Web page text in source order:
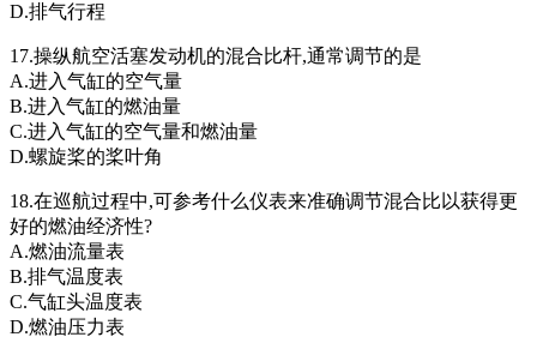
D.排气行程
17.操纵航空活塞发动机的混合比杆,通常调节的是
A.进入气缸的空气量
B.进入气缸的燃油量
C.进入气缸的空气量和燃油量
D.螺旋桨的桨叶角
18.在巡航过程中,可参考什么仪表来准确调节混合比以获得更
好的燃油经济性?
A.燃油流量表
B.排气温度表
C.气缸头温度表
D.燃油压力表